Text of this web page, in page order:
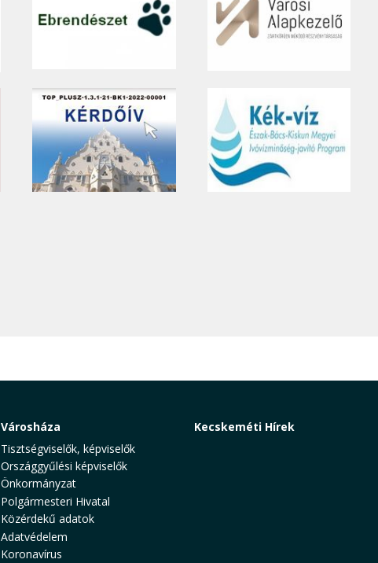
Városháza
Tisztségviselők, képviselők
Országgyűlési képviselők
Önkormányzat
Polgármesteri Hivatal
Közérdekű adatok
Adatvédelem
Koronavírus
Kecskeméti Hírek